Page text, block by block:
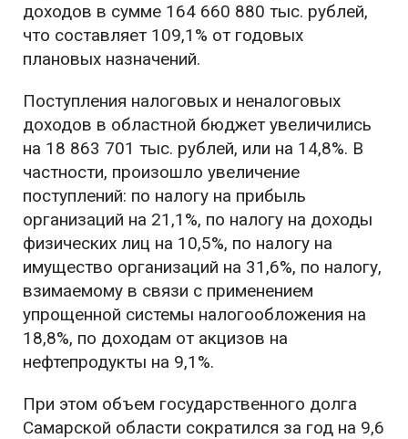
доходов в сумме 164 660 880 тыс. рублей,
что составляет 109,1% от годовых
плановых назначений.
Поступления налоговых и неналоговых
доходов в областной бюджет увеличились
на 18 863 701 тыс. рублей, или на 14,8%. В
частности, произошло увеличение
поступлений: по налогу на прибыль
организаций на 21,1%, по налогу на доходы
физических лиц на 10,5%, по налогу на
имущество организаций на 31,6%, по налогу,
взимаемому в связи с применением
упрощенной системы налогообложения на
18,8%, по доходам от акцизов на
нефтепродукты на 9,1%.
При этом объем государственного долга
Самарской области сократился за год на 9,6